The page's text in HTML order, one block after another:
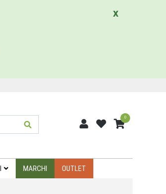
x
0
MARCHI OUTLET